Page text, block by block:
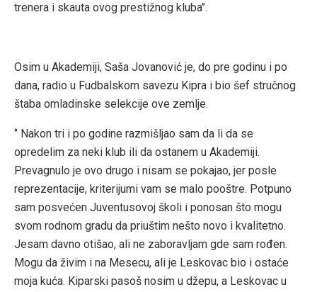
trenera i skauta ovog prestižnog kluba’’.
Osim u Akademiji, Saša Jovanović je, do pre godinu i po
dana, radio u Fudbalskom savezu Kipra i bio šef stručnog
štaba omladinske selekcije ove zemlje.
‘’ Nakon tri i po godine razmišljao sam da li da se
opredelim za neki klub ili da ostanem u Akademiji.
Prevagnulo je ovo drugo i nisam se pokajao, jer posle
reprezentacije, kriterijumi vam se malo pooštre. Potpuno
sam posvećen Juventusovoj školi i ponosan što mogu
svom rodnom gradu da priuštim nešto novo i kvalitetno.
Jesam davno otišao, ali ne zaboravljam gde sam rođen.
Mogu da živim i na Mesecu, ali je Leskovac bio i ostaće
moja kuća. Kiparski pasoš nosim u džepu, a Leskovac u